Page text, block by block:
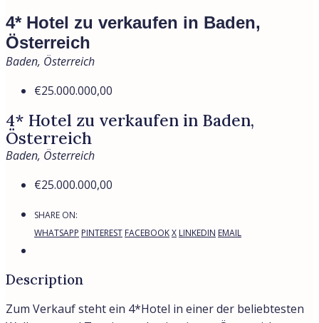
4* Hotel zu verkaufen in Baden,
Österreich
Baden, Österreich
€25.000.000,00
4* Hotel zu verkaufen in Baden,
Österreich
Baden, Österreich
€25.000.000,00
SHARE ON:
WHATSAPP PINTEREST FACEBOOKX LINKEDIN EMAIL
Description
Zum Verkauf steht ein 4*Hotel in einer der beliebtesten